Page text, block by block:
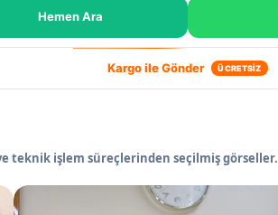
Hemen Ara
Kargo ile Gönder ÜCRETSİZ
teknik işlem süreçlerinden seçilmiş görseller.